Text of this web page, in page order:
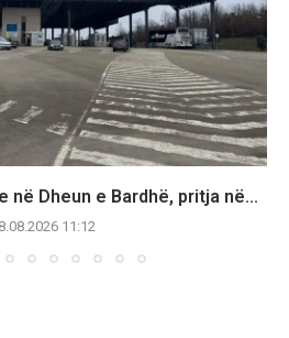
në Dheun e Bardhë, pritja në...
11:12